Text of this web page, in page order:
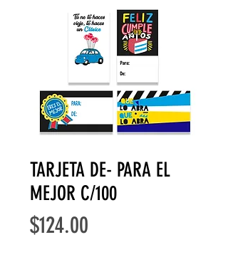
TARJETA DE- PARA EL
MEJOR C/100
$124.00